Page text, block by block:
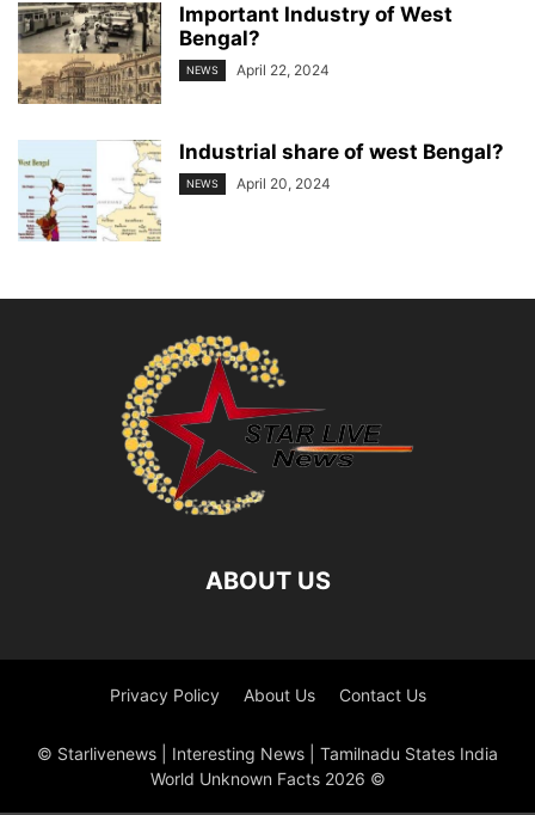
Important Industry of West
Bengal?
NEWS April 22, 2024
Industrial share of west Bengal?
NEWS April 20, 2024
ABOUT US
Privacy Policy About Us Contact Us
© Starlivenews | Interesting News | Tamilnadu States India
World Unknown Facts 2026 ©